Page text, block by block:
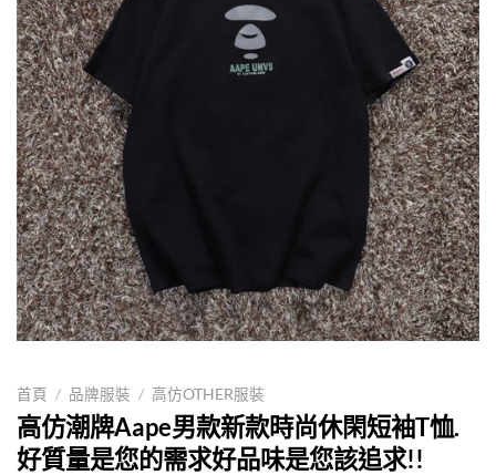
首頁 / 品牌服裝 / 高仿OTHER服裝
高仿潮牌Aape男款新款時尚休閑短袖T恤.
好質量是您的需求好品味是您該追求!!